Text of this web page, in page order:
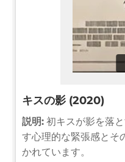
キスの影 (2020)
説明: 初キスが影を落
す心理的な緊張感とそ
かれています。